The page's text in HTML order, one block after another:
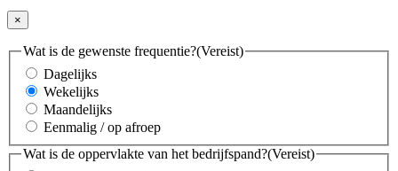
×
Wat is de gewenste frequentie?(Vereist)
Dagelijks
Wekelijks
Maandelijks
Eenmalig / op afroep
Wat is de oppervlakte van het bedrijfspand?(Vereist)